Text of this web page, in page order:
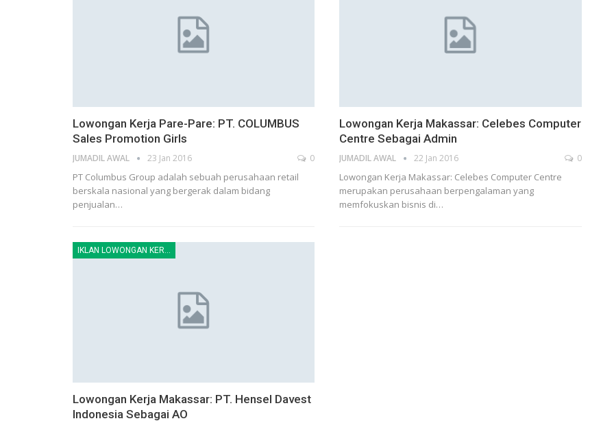
Lowongan Kerja Pare-Pare: PT. COLUMBUS
Sales Promotion Girls
JUMADIL AWAL 23 Jan 2016 0
PT Columbus Group adalah sebuah perusahaan retail
berskala nasional yang bergerak dalam bidang
penjualan…
Lowongan Kerja Makassar: Celebes Computer
Centre Sebagai Admin
JUMADIL AWAL 22 Jan 2016 0
Lowongan Kerja Makassar: Celebes Computer Centre
merupakan perusahaan berpengalaman yang
memfokuskan bisnis di…
IKLAN LOWONGAN KERJA
Lowongan Kerja Makassar: PT. Hensel Davest
Indonesia Sebagai AO